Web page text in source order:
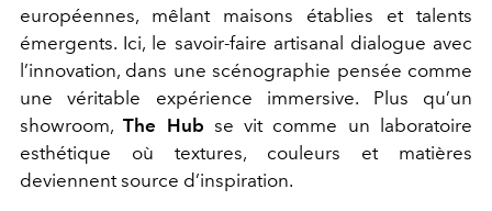
européennes, mêlant maisons établies et talents
émergents. Ici, le savoir-faire artisanal dialogue avec
l’innovation, dans une scénographie pensée comme
une véritable expérience immersive. Plus qu’un
showroom,The Hub se vit comme un laboratoire
esthétique où textures, couleurs et matières
deviennent source d’inspiration.